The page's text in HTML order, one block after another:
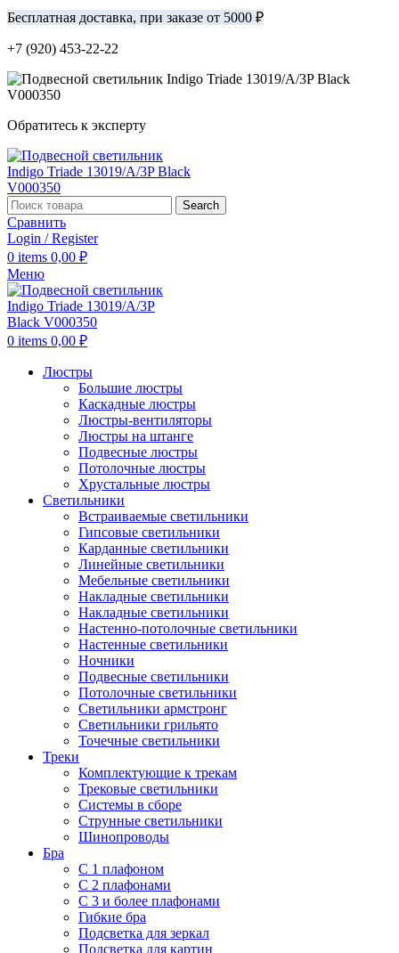
Бесплатная доставка, при заказе от 5000 ₽
+7 (920) 453-22-22
Обратитесь к эксперту
Search
Сравнить
Login / Register
0 items 0,00 ₽
Меню
0 items 0,00 ₽
Люстры
Большие люстры
Каскадные люстры
Люстры-вентиляторы
Люстры на штанге
Подвесные люстры
Потолочные люстры
Хрустальные люстры
Светильники
Встраиваемые светильники
Гипсовые светильники
Карданные светильники
Линейные светильники
Мебельные светильники
Накладные светильники
Накладные светильники
Настенно-потолочные светильники
Настенные светильники
Ночники
Подвесные светильники
Потолочные светильники
Светильники армстронг
Светильники грильято
Точечные светильники
Треки
Комплектующие к трекам
Трековые светильники
Системы в сборе
Струнные светильники
Шинопроводы
Бра
С 1 плафоном
С 2 плафонами
С 3 и более плафонами
Гибкие бра
Подсветка для зеркал
Подсветка для картин